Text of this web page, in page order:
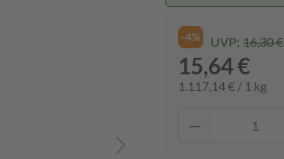
-4% UVP: 16,30 €
15,64 €
1.117,14 € / 1 kg